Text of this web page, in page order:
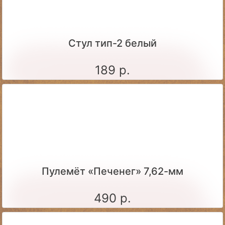
Стул тип-2 белый
189 р.
Пулемёт «Печенег» 7,62-мм
490 р.